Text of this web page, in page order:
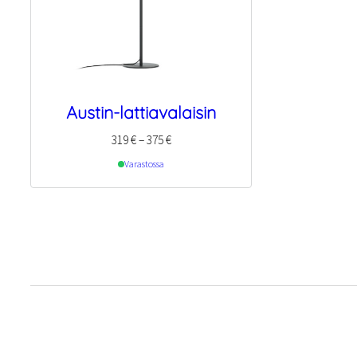
Austin-lattiavalaisin
319€–375€Hintaluokka:
Varastossa